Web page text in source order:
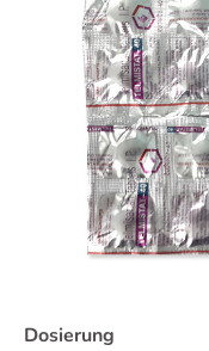
Dosierung